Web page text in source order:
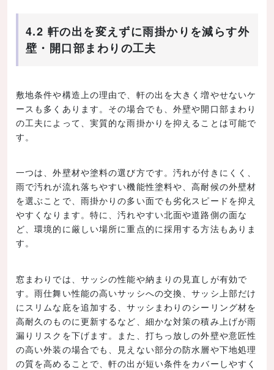
4.2 軒の出を変えずに雨掛かりを減らす外
壁・開口部まわりの工夫
敷地条件や構造上の理由で、軒の出を大きく増やせないケ
ースも多くあります。その場合でも、外壁や開口部まわり
の工夫によって、実質的な雨掛かりを抑えることは可能で
す。
一つは、外壁材や塗料の選び方です。汚れが付きにくく、
雨で汚れが流れ落ちやすい機能性塗料や、高耐候の外壁材
を選ぶことで、雨掛かりの多い面でも劣化スピードを抑え
やすくなります。特に、汚れやすい北面や道路側の面な
ど、環境的に厳しい場所に重点的に採用する方法もありま
す。
窓まわりでは、サッシの性能や納まりの見直しが有効で
す。雨仕舞い性能の高いサッシへの交換、サッシ上部だけ
にスリムな庇を追加する、サッシまわりのシーリング材を
高耐久のものに更新するなど、細かな対策の積み上げが雨
漏りリスクを下げます。また、打ちっ放しの外壁や意匠性
の高い外装の場合でも、見えない部分の防水層や下地処理
の質を高めることで、軒の出が短い条件をカバーしやすく